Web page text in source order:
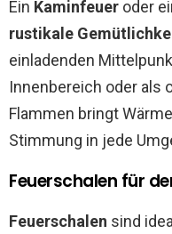
Ein Kaminfeuer oder
rustikale
einladenden
Innenbereich oder als
Flammen bringt
Stimmung in jede
Feuerschalen für
Feuerschalen sind